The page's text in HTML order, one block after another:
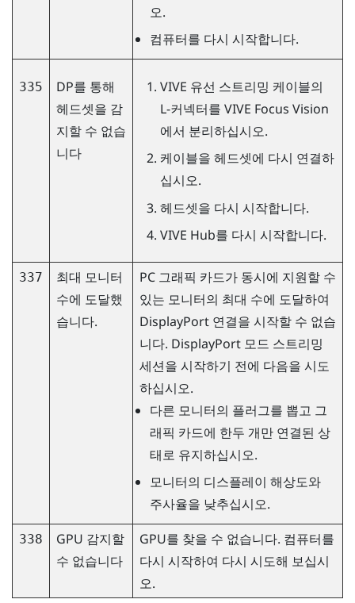
오.
컴퓨터를 다시 시작합니다.
335
DP를 통해
헤드셋을 감
지할 수 없습
니다
VIVE 유선 스트리밍 케이블의
L-커넥터를 VIVE Focus Vision
에서 분리하십시오.
케이블을 헤드셋에 다시 연결하
십시오.
헤드셋을 다시 시작합니다.
VIVE Hub를 다시 시작합니다.
337
최대 모니터
수에 도달했
습니다.
PC 그래픽 카드가 동시에 지원할 수
있는 모니터의 최대 수에 도달하여
DisplayPort 연결을 시작할 수 없습
니다. DisplayPort 모드 스트리밍
세션을 시작하기 전에 다음을 시도
하십시오.
다른 모니터의 플러그를 뽑고 그
래픽 카드에 한두 개만 연결된 상
태로 유지하십시오.
모니터의 디스플레이 해상도와
주사율을 낮추십시오.
338
GPU 감지할
수 없습니다
GPU를 찾을 수 없습니다. 컴퓨터를
다시 시작하여 다시 시도해 보십시
오.